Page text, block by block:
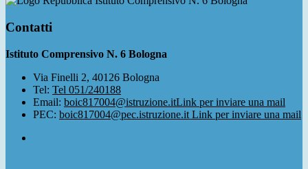
Contatti
Istituto Comprensivo N. 6 Bologna
Via Finelli 2, 40126 Bologna
Tel: Tel 051/240188
Email: boic817004@istruzione.itLink per inviare una mail
PEC: boic817004@pec.istruzione.it Link per inviare una mail